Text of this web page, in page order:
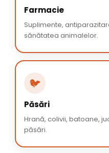
Farmacie
Suplimente,
sănătatea animalelor.
🐦
Păsări
Hrană, colivii, batoane,
păsări.